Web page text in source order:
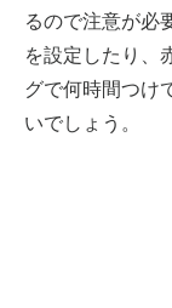
るので注意が必
を設定したり、
グで何時間つけ
いでしょう。